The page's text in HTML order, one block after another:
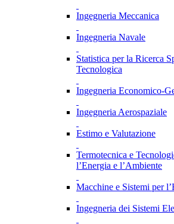
Ingegneria Meccanica
Ingegneria Navale
Statistica per la Ricerca
Tecnologica
Ingegneria Economico-
Ingegneria Aerospaziale
Estimo e Valutazione
Termotecnica e
l’Energia e l’Ambiente
Macchine e Sistemi per
Ingegneria dei Sistemi